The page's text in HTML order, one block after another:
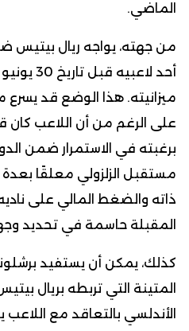
الماضي.
من جهته، يواجه ريال بيتيس
أحد
ميزانيته. هذا الوضع قد يسرع
على الرغم من أن اللاعب
برغبته في الاستمرار ضمن
مستقبل الزلزولي معلقًا بعدة
ذاته والضغط المالي على
المقبلة حاسمة في تحديد
كذلك، يمكن أن يستفيد
المتينة التي تربطه بريال
الأندلسي بالتعاقد مع